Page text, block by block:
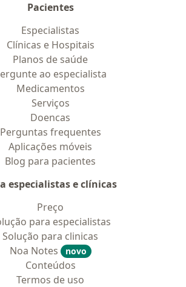
Pacientes
Especialistas
Clínicas e Hospitais
Planos de saúde
ao especialista
Medicamentos
Serviços
Doencas
Perguntas frequentes
Aplicações móveis
Blog para pacientes
especialistas e clínicas
Preço
para especialistas
Solução para clinicas
Noa Notes
novo
Conteúdos
Termos de uso